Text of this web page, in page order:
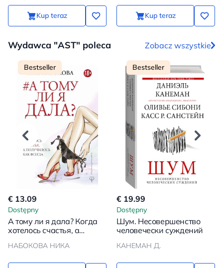
Kup teraz Kup teraz
Wydawca "AST" poleca Zobacz wszystkie
Bestseller
€ 13.09
Dostępny
А тому ли я дала? Когда
хотелось счастья, а
НАБОКОВА НИКА
Bestseller
€ 19.99
Dostępny
Шум. Несовершенство
человечески суждений
КАНЕМАН Д.